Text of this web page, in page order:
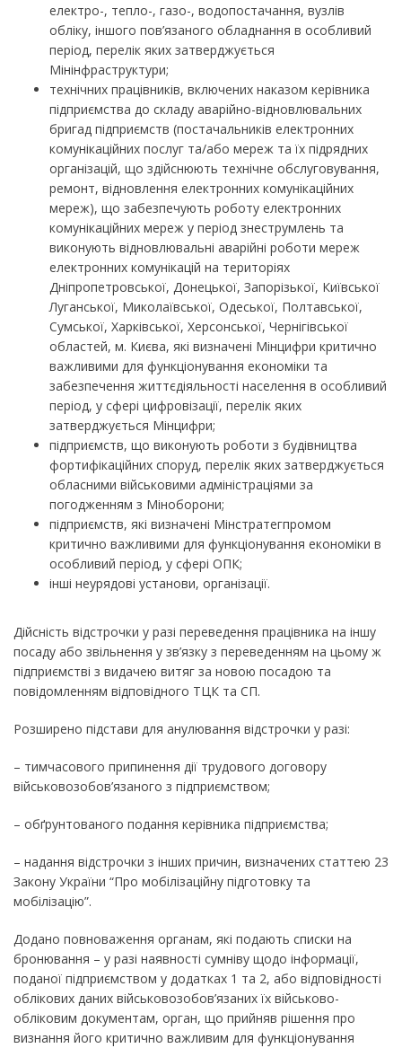
електро-, тепло-, газо-, водопостачання, вузлів
обліку, іншого пов’язаного обладнання в особливий
період, перелік яких затверджується
Мінінфраструктури;
технічних працівників, включених наказом керівника
підприємства до складу аварійно-відновлювальних
бригад підприємств (постачальників електронних
комунікаційних послуг та/або мереж та їх підрядних
організацій, що здійснюють технічне обслуговування,
ремонт, відновлення електронних комунікаційних
мереж), що забезпечують роботу електронних
комунікаційних мереж у період знеструмлень та
виконують відновлювальні аварійні роботи мереж
електронних комунікацій на територіях
Дніпропетровської, Донецької, Запорізької, Київської
Луганської, Миколаївської, Одеської, Полтавської,
Сумської, Харківської, Херсонської, Чернігівської
областей, м. Києва, які визначені Мінцифри критично
важливими для функціонування економіки та
забезпечення життєдіяльності населення в особливий
період, у сфері цифровізації, перелік яких
затверджується Мінцифри;
підприємств, що виконують роботи з будівництва
фортифікаційних споруд, перелік яких затверджується
обласними військовими адміністраціями за
погодженням з Міноборони;
підприємств, які визначені Мінстратегпромом
критично важливими для функціонування економіки в
особливий період, у сфері ОПК;
інші неурядові установи, організації.
Дійсність відстрочки у разі переведення працівника на іншу
посаду або звільнення у зв’язку з переведенням на цьому ж
підприємстві з видачею витяг за новою посадою та
повідомленням відповідного ТЦК та СП.
Розширено підстави для анулювання відстрочки у разі:
– тимчасового припинення дії трудового договору
військовозобов’язаного з підприємством;
– обґрунтованого подання керівника підприємства;
– надання відстрочки з інших причин, визначених статтею 23
Закону України “Про мобілізаційну підготовку та
мобілізацію”.
Додано повноваження органам, які подають списки на
бронювання – у разі наявності сумніву щодо інформації,
поданої підприємством у додатках 1 та 2, або відповідності
облікових даних військовозобов’язаних їх військово-
обліковим документам, орган, що прийняв рішення про
визнання його критично важливим для функціонування